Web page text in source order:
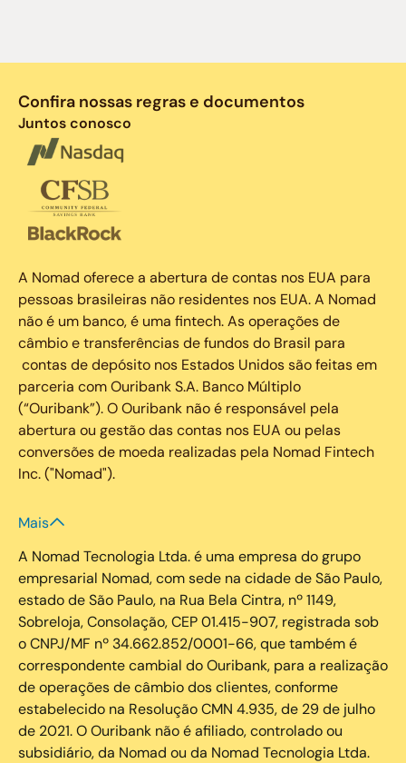
Confira nossas regras e documentos
Juntos conosco
A Nomad oferece a abertura de contas nos EUA para
pessoas brasileiras não residentes nos EUA. A Nomad
não é um banco, é uma fintech. As operações de
câmbio e transferências de fundos do Brasil para
contas de depósito nos Estados Unidos são feitas em
parceria com Ouribank S.A. Banco Múltiplo
(“Ouribank”). O Ouribank não é responsável pela
abertura ou gestão das contas nos EUA ou pelas
conversões de moeda realizadas pela Nomad Fintech
Inc. ("Nomad").
Mais
A Nomad Tecnologia Ltda. é uma empresa do grupo
empresarial Nomad, com sede na cidade de São Paulo,
estado de São Paulo, na Rua Bela Cintra, nº 1149,
Sobreloja, Consolação, CEP 01.415-907, registrada sob
o CNPJ/MF nº 34.662.852/0001-66, que também é
correspondente cambial do Ouribank, para a realização
de operações de câmbio dos clientes, conforme
estabelecido na Resolução CMN 4.935, de 29 de julho
de 2021. O Ouribank não é afiliado, controlado ou
subsidiário, da Nomad ou da Nomad Tecnologia Ltda.